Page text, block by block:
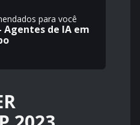
para você
Agentes de IA em